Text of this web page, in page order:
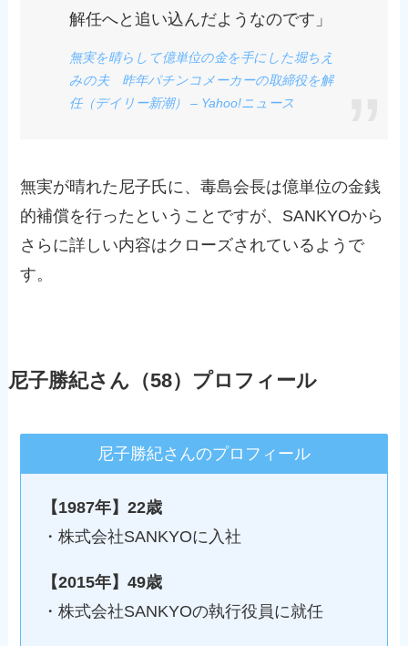
解任へと追い込んだようなのです」
無実を晴らして億単位の金を手にした堀ちえ
みの夫 昨年パチンコメーカーの取締役を解
任（デイリー新潮） – Yahoo!ニュース
無実が晴れた尼子氏に、毒島会長は億単位の金銭
的補償を行ったということですが、SANKYOから
さらに詳しい内容はクローズされているようで
す。
尼子勝紀さん（58）プロフィール
尼子勝紀さんのプロフィール
【1987年】22歳
・株式会社SANKYOに入社
【2015年】49歳
・株式会社SANKYOの執行役員に就任